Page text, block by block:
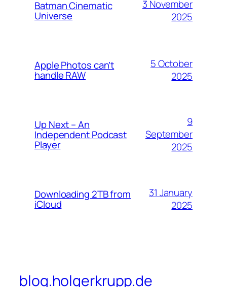
Batman Cinematic
Universe
3 November
2025
Apple Photos can’t
handle RAW
5 October
2025
Up Next – An
Independent Podcast
Player
9
September
2025
Downloading 2TB from
iCloud
31 January
2025
blog.holgerkrupp.de